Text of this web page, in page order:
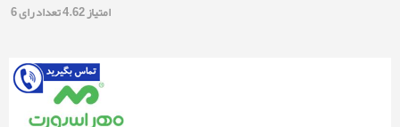
امتیاز4.62تعداد رای6